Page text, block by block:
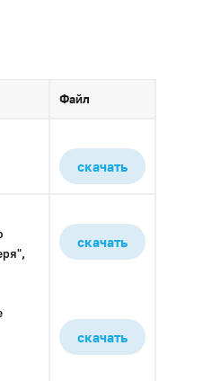
Файл
скачать
скачать
скачать